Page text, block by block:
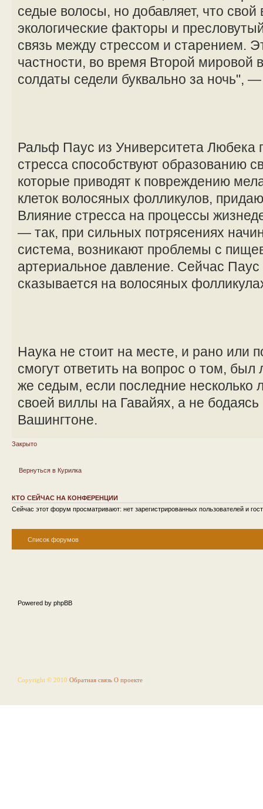
седые волосы, но добавляет, что свой
экологические факторы и
связь между стрессом и старением.
частности, во время Второй
солдаты седели буквально за ночь",
Ральф Паус из Университета Любека
стресса способствуют образованию
которые приводят к повреждению
клеток волосяных фолликулов,
Влияние стресса на процессы
— так, при сильных потрясениях
система, возникают проблемы с
артериальное давление. Сейчас Паус
сказывается на волосяных
Наука не стоит на месте, и рано или
смогут ответить на вопрос о том,
же седым, если последние несколько
своей виллы на Гавайях, а не
Вашингтоне.
Закрыто
Вернуться в Курилка
КТО СЕЙЧАС НА КОНФЕРЕНЦИИ
Сейчас этот форум просматривают: нет зарегистрированных пользователей и
Список форумов
Powered by phpBB
Copyright © 2010 Обратная связь О проекте